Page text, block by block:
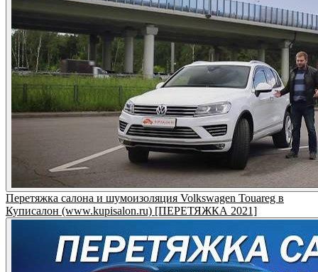
Перетяжка салона и шумоизоляция Volkswagen Touareg в
Куписалон (www.kupisalon.ru) [ПЕРЕТЯЖКА 2021]